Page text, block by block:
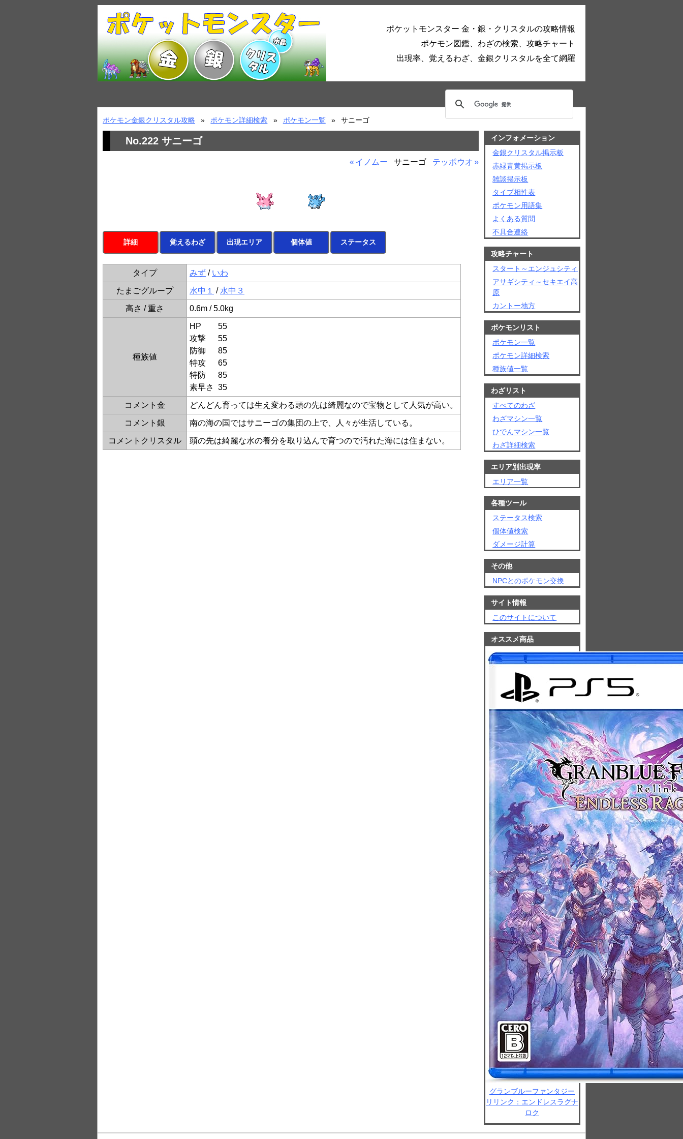
ポケットモンスター 金・銀・クリスタルの攻略情報
ポケモン図鑑、わざの検索、攻略チャート
出現率、覚えるわざ、金銀クリスタルを全て網羅
ポケモン金銀クリスタル攻略 ポケモン詳細検索 ポケモン一覧 サニーゴ
No.222 サニーゴ
イノムー サニーゴ テッポウオ
詳細 覚えるわざ 出現エリア 個体値 ステータス
タイプ みず / いわ
たまごグループ 水中１ / 水中３
高さ / 重さ 0.6m / 5.0kg
種族値
HP
55
攻撃
55
防御
85
特攻
65
特防
85
素早さ
35
コメント金 どんどん育っては生え変わる頭の先は綺麗なので宝物として人気が高い。
コメント銀 南の海の国ではサニーゴの集団の上で、人々が生活している。
コメントクリスタル 頭の先は綺麗な水の養分を取り込んで育つので汚れた海には住まない。
インフォメーション
金銀クリスタル掲示板
赤緑青黄掲示板
雑談掲示板
タイプ相性表
ポケモン用語集
よくある質問
不具合連絡
攻略チャート
スタート～エンジュシティ
アサギシティ～セキエイ高
原
カントー地方
ポケモンリスト
ポケモン一覧
ポケモン詳細検索
種族値一覧
わざリスト
すべてのわざ
わざマシン一覧
ひでんマシン一覧
わざ詳細検索
エリア別出現率
エリア一覧
各種ツール
ステータス検索
個体値検索
ダメージ計算
その他
NPCとのポケモン交換
サイト情報
このサイトについて
オススメ商品
グランブルーファンタジー
リリンク：エンドレスラグナ
ロク